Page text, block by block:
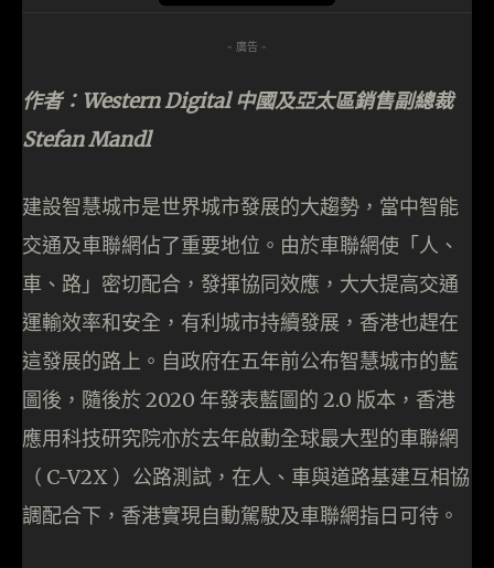
- 廣告 -
作者：Western Digital 中國及亞太區銷售副總裁
Stefan Mandl
建設智慧城市是世界城市發展的大趨勢，當中智能
交通及車聯網佔了重要地位。由於車聯網使「人、
車、路」密切配合，發揮協同效應，大大提高交通
運輸效率和安全，有利城市持續發展，香港也趕在
這發展的路上。自政府在五年前公布智慧城市的藍
圖後，隨後於 2020 年發表藍圖的 2.0 版本，香港
應用科技研究院亦於去年啟動全球最大型的車聯網
（ C-V2X ）公路測試，在人、車與道路基建互相協
調配合下，香港實現自動駕駛及車聯網指日可待。